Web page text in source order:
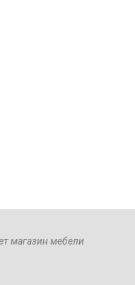
магазин мебели